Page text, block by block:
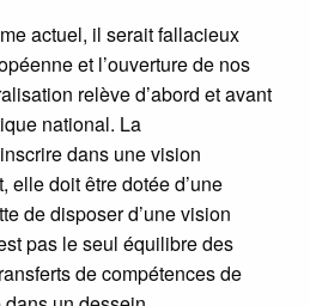
actuel, il serait fallacieux
et l’ouverture de nos
relève d’abord et avant
national. La
dans une vision
elle doit être dotée d’une
de disposer d’une vision
pas le seul équilibre des
de compétences de